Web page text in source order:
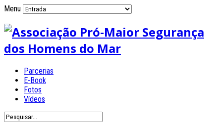
Menu
Parcerias
E-Book
Fotos
Vídeos